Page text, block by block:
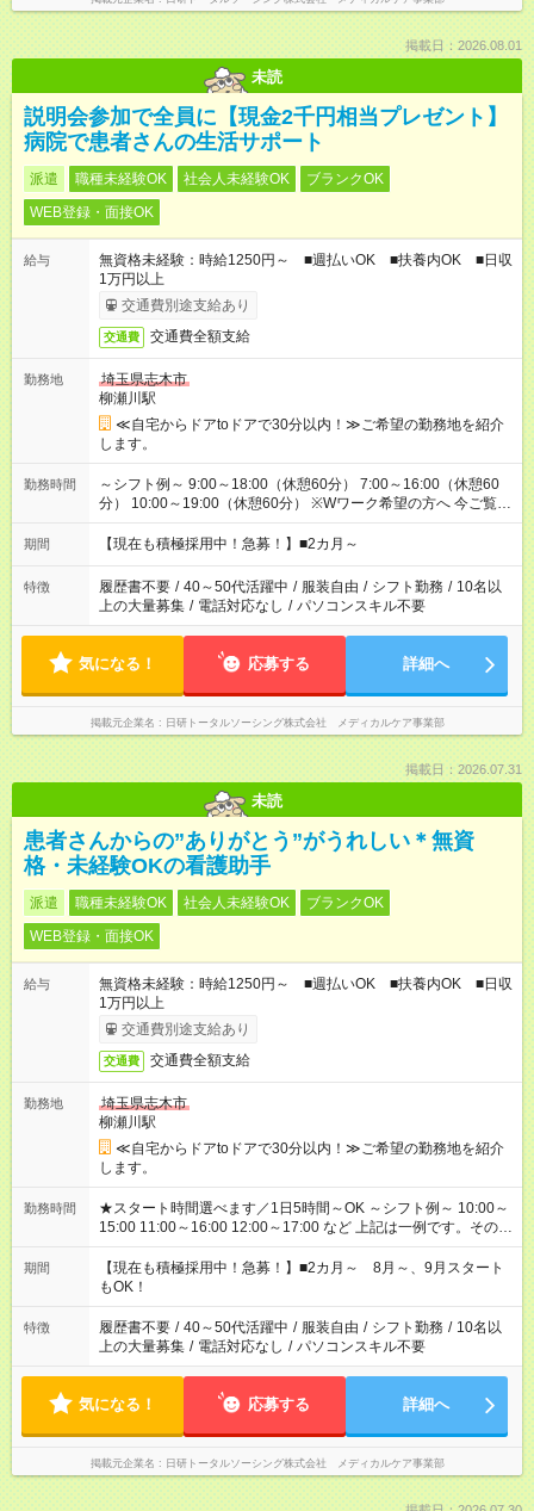
掲載日：2026.08.01
未読
説明会参加で全員に【現金2千円相当プレゼント】
病院で患者さんの生活サポート
派遣 職種未経験OK 社会人未経験OK
ブランクOK
WEB登録・面接OK
給与
無資格未経験：時給1250円～ ■週払いOK ■扶養内OK ■日収
1万円以上
交通費別途支給あり
交通費 交通費全額支給
勤務地
埼玉県志木市
柳瀬川駅
≪自宅からドアtoドアで30分以内！≫ご希望の勤務地を紹介
します。
勤務時間
～シフト例～ 9:00～18:00（休憩60分） 7:00～16:00（休憩60
分） 10:00～19:00（休憩60分） ※Wワーク希望の方へ 今ご覧の
お仕事で希望する勤務時間と、もう1つのお仕事の勤務時間の合
計が 週40時間を超えなければOKです。
期間 【現在も積極採用中！急募！】■2カ月～
特徴 履歴書不要 / 40～50代活躍中 / 服装自由 / シフト勤務 / 10名以
上の大量募集 / 電話対応なし / パソコンスキル不要
気になる！ 応募する 詳細へ
掲載元企業名 日研トータルソーシング株式会社 メディカルケア事業部
掲載日：2026.07.31
未読
患者さんからの”ありがとう”がうれしい＊無資
格・未経験OKの看護助手
派遣 職種未経験OK 社会人未経験OK
ブランクOK
WEB登録・面接OK
給与
無資格未経験：時給1250円～ ■週払いOK ■扶養内OK ■日収
1万円以上
交通費別途支給あり
交通費 交通費全額支給
勤務地
埼玉県志木市
柳瀬川駅
≪自宅からドアtoドアで30分以内！≫ご希望の勤務地を紹介
します。
勤務時間
★スタート時間選べます／1日5時間～OK ～シフト例～ 10:00～
15:00 11:00～16:00 12:00～17:00 など 上記は一例です。その他
シフトもご相談ください。 ※Wワークの場合当社と合わせて法
定労働時間が週40時間を超えなければOKです。
期間
【現在も積極採用中！急募！】■2カ月～ 8月～、9月スタート
もOK！
特徴 履歴書不要 / 40～50代活躍中 / 服装自由 / シフト勤務 / 10名以
上の大量募集 / 電話対応なし / パソコンスキル不要
気になる！ 応募する 詳細へ
掲載元企業名 日研トータルソーシング株式会社 メディカルケア事業部